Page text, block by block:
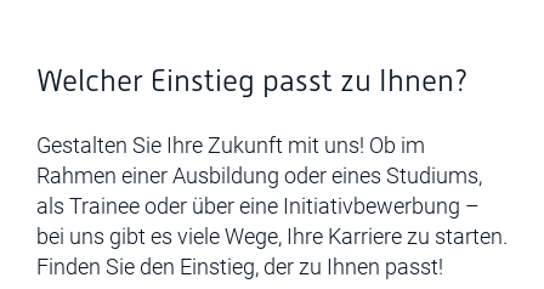
Welcher Einstieg passt zu Ihnen?
Gestalten Sie Ihre Zukunft mit uns! Ob im
Rahmen einer Ausbildung oder eines Studiums,
als Trainee oder über eine Initiativbewerbung –
bei uns gibt es viele Wege, Ihre Karriere zu starten.
Finden Sie den Einstieg, der zu Ihnen passt!